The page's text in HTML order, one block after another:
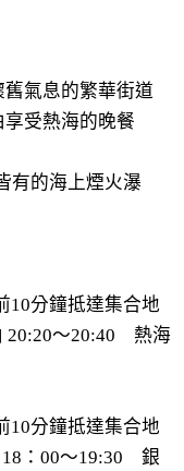
氣息的繁華街道
受熱海的晚餐
有的海上煙火瀑
10分鐘抵達集合地
20:20～20:40 熱海
10分鐘抵達集合地
：00～19:30 銀